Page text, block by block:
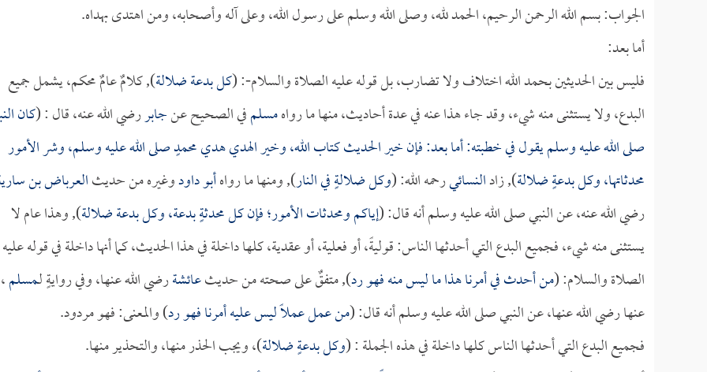
الجواب: بسم الله الرحمن الرحيم، الحمد لله، وصلى الله وسلم على رسول الله، وعلى آله وأصحابه، ومن اهتدى بهداه.
أما بعد:
فليس بين الحديثين بحمد الله اختلاف ولا تضارب، بل قوله عليه الصلاة والسلام-: (كل بدعة ضلالة), كلامٌ عامٌ محكم، يشمل جميع
البدع، ولا يستثنى منه شيء، وقد جاء هذا عنه في عدة أحاديث، منها ما رواهمسلمفي الصحيح عنجابررضي الله عنه، قال : (كان
صلى الله عليه وسلم يقول في خطبته: أما بعد: فإن خير الحديث كتاب الله، وخير الهدي هدي محمدٍ صلى الله عليه وسلم، وشر الأمور
محدثاتها، وكل بدعةٍ ضلالة), زادالنسائيرحمه الله: (وكل ضلالةٍ في النار), ومنها ما رواهأبو داودوغيره من حديثالعرباض بن
رضي الله عنه، عن النبي صلى الله عليه وسلم أنه قال: (إياكم ومحدثات الأمور؛ فإن كل محدثةٍ بدعة، وكل بدعة ضلالة), وهذا عام لا
يستثنى منه شيء، فجميع البدع التي أحدثها الناس: قوليةً، أو فعلية، أو عقدية، كلها داخلة في هذا الحديث، كما أنها داخلة في قوله عليه
الصلاة والسلام: (من أحدث في أمرنا هذا ما ليس منه فهو رد), متفقٌ على صحته من حديثعائشةرضي الله عنها، وفي روايةٍ لـمسلم،
عنها رضي الله عنها، عن النبي صلى الله عليه وسلم أنه قال: (من عمل عملاً ليس عليه أمرنا فهو رد) والمعنى: فهو مردود.
فجميع البدع التي أحدثها الناس كلها داخلة في هذه الجملة : (وكل بدعةٍ ضلالة)، ويجب الحذر منها، والتحذير منها.